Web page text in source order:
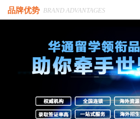
品牌优势 BRAND ADVANTAGES